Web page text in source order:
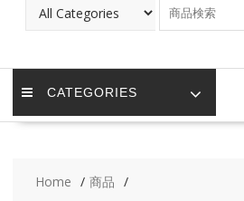
CATEGORIES
Home
商品